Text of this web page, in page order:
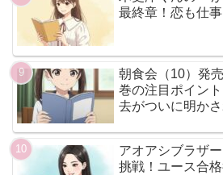
最終章！恋も仕
朝食会（10）発
巻の注目ポイン
去がついに明かさ
アオアシブラザ
挑戦！ユース合